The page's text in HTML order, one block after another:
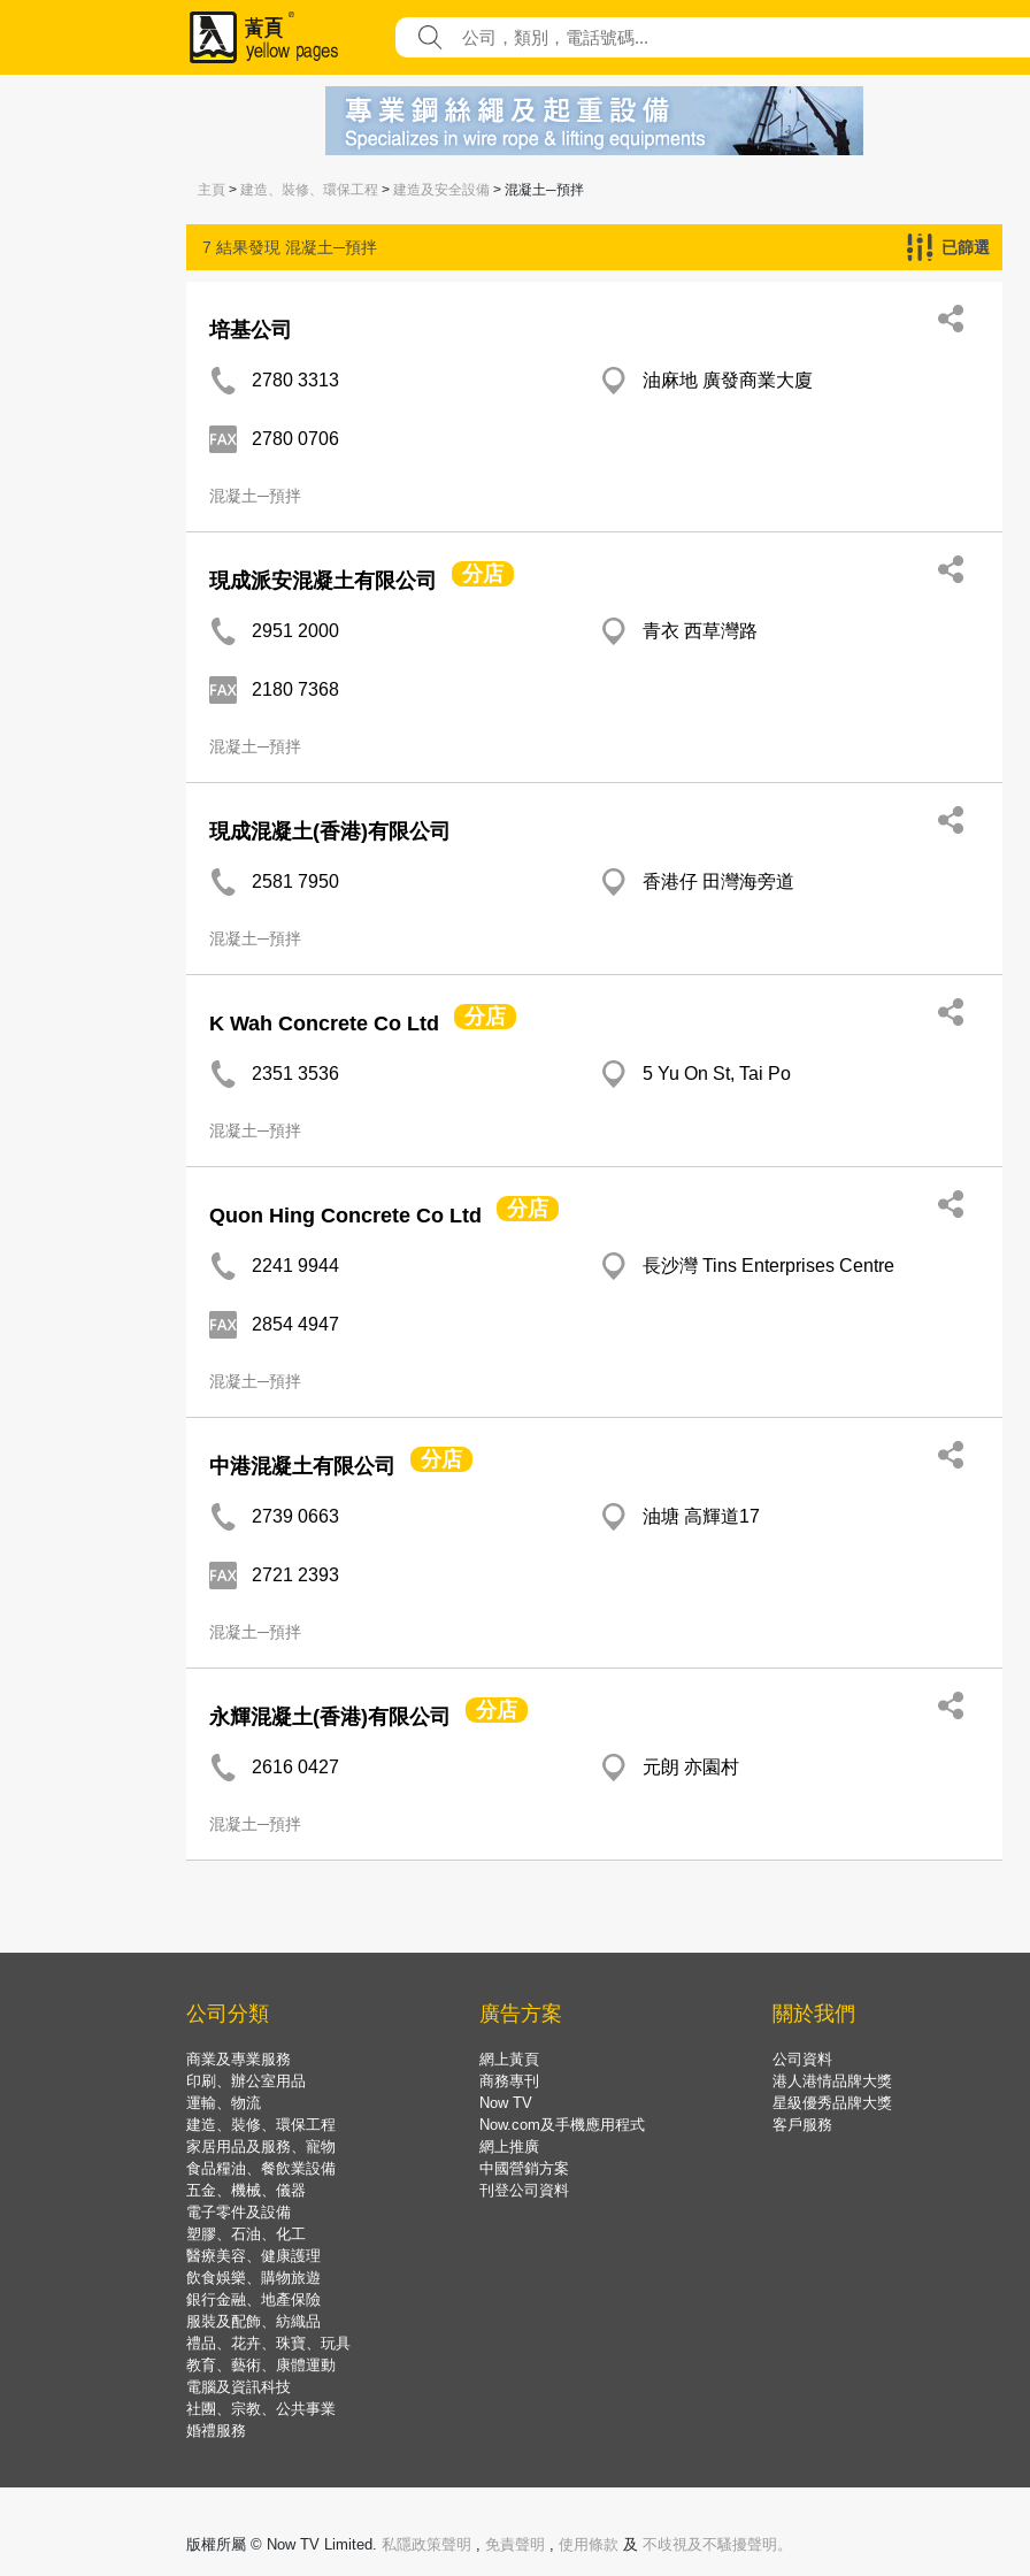
主頁 > 建造、裝修、環保工程 > 建造及安全設備 > 混凝土─預拌
7 結果發現 混凝土─預拌 已篩選
培基公司
2780 3313 油麻地 廣發商業大廈
2780 0706
混凝土─預拌
現成派安混凝土有限公司 分店
2951 2000 青衣 西草灣路
2180 7368
混凝土─預拌
現成混凝土(香港)有限公司
2581 7950 香港仔 田灣海旁道
混凝土─預拌
K Wah Concrete Co Ltd 分店
2351 3536 5 Yu On St, Tai Po
混凝土─預拌
Quon Hing Concrete Co Ltd 分店
2241 9944 長沙灣 Tins Enterprises Centre
2854 4947
混凝土─預拌
中港混凝土有限公司 分店
2739 0663 油塘 高輝道17
2721 2393
混凝土─預拌
永輝混凝土(香港)有限公司 分店
2616 0427 元朗 亦園村
混凝土─預拌
公司分類
商業及專業服務
印刷、辦公室用品
運輸、物流
建造、裝修、環保工程
家居用品及服務、寵物
食品糧油、餐飲業設備
五金、機械、儀器
電子零件及設備
塑膠、石油、化工
醫療美容、健康護理
飲食娛樂、購物旅遊
銀行金融、地產保險
服裝及配飾、紡織品
禮品、花卉、珠寶、玩具
教育、藝術、康體運動
電腦及資訊科技
社團、宗教、公共事業
婚禮服務
廣告方案
網上黃頁
商務專刊
Now TV
Now.com及手機應用程式
網上推廣
中國營銷方案
刊登公司資料
關於我們
公司資料
港人港情品牌大獎
星級優秀品牌大獎
客戶服務
版權所屬 © Now TV Limited. 私隱政策聲明 , 免責聲明 , 使用條款 及 不歧視及不騷擾聲明。